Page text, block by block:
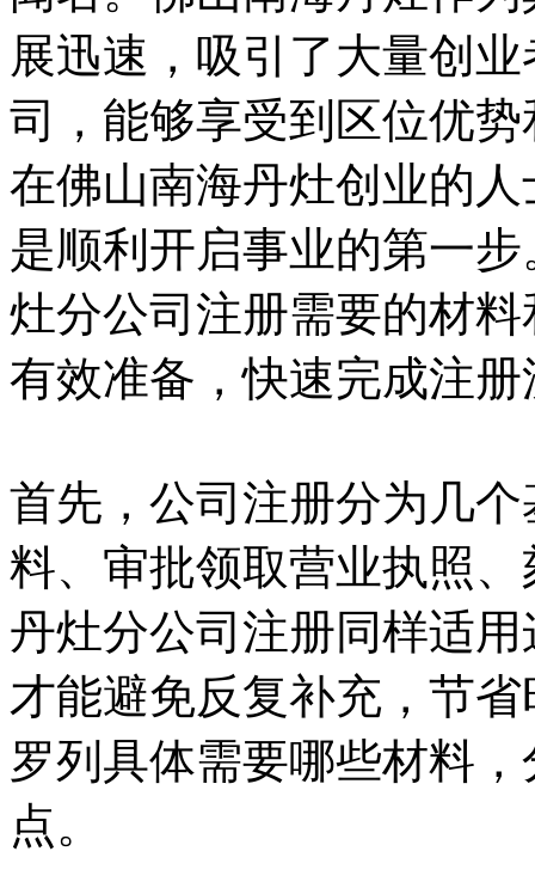
展迅速，吸引了大量创
司，能够享受到区位优
在佛山南海丹灶创业的
是顺利开启事业的第一
灶分公司注册需要的材
有效准备，快速完成注册
首先，公司注册分为几
料、审批领取营业执照
丹灶分公司注册同样适
才能避免反复补充，节
罗列具体需要哪些材料
点。